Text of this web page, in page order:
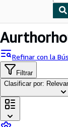
Mi cuenta
Consultar mis
Cerrar sesión
Búsqueda
Colecciones
Libros antiguos
Refinar con la
Filtrar
Clasificar por: